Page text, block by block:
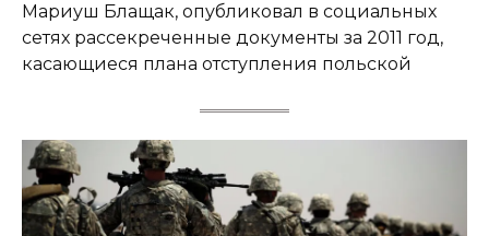
Мариуш Блащак, опубликовал в социальных
сетях рассекреченные документы за 2011 год,
касающиеся плана отступления польской